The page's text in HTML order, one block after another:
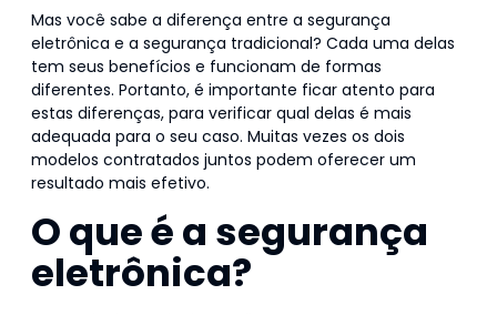
Mas você sabe a diferença entre a segurança
eletrônica e a segurança tradicional? Cada uma delas
tem seus benefícios e funcionam de formas
diferentes. Portanto, é importante ficar atento para
estas diferenças, para verificar qual delas é mais
adequada para o seu caso. Muitas vezes os dois
modelos contratados juntos podem oferecer um
resultado mais efetivo.
O que é a segurança
eletrônica?